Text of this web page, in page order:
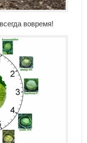
вовремя!